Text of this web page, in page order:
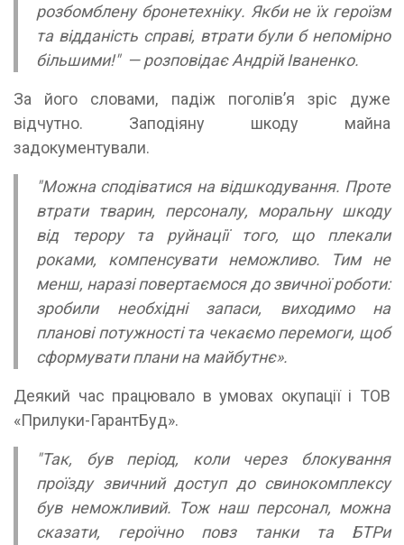
розбомблену бронетехніку. Якби не їх героїзм
та відданість справі, втрати були б непомірно
більшими!" — розповідаєАндрій Іваненко.
За його словами, падіж поголів’я зріс дуже
відчутно. Заподіяну шкоду майна
задокументували.
"Можна сподіватися на відшкодування. Проте
втрати тварин, персоналу, моральну шкоду
від терору та руйнації того, що плекали
роками, компенсувати неможливо. Тим не
менш, наразі повертаємося до звичної роботи:
зробили необхідні запаси, виходимо на
планові потужності та чекаємо перемоги, щоб
сформувати плани на майбутнє».
Деякий час працювало в умовах окупації і ТОВ
«Прилуки-ГарантБуд».
"Так, був період, коли через блокування
проїзду звичний доступ до свинокомплексу
був неможливий. Тож наш персонал, можна
сказати, героїчно повз танки та БТРи